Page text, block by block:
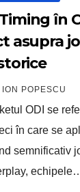
în
asupra
ION POPESCU
ODI se
în care se
semnificativ